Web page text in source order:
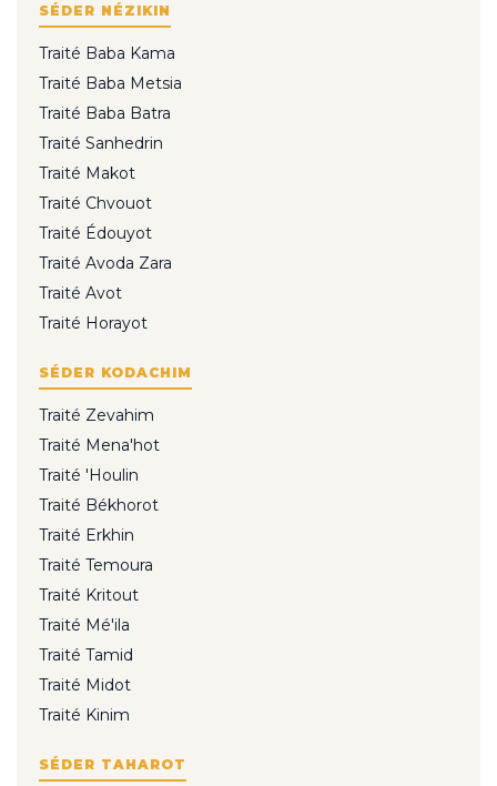
SÉDER NÉZIKIN
Traité Baba Kama
Traité Baba Metsia
Traité Baba Batra
Traité Sanhedrin
Traité Makot
Traité Chvouot
Traité Édouyot
Traité Avoda Zara
Traité Avot
Traité Horayot
SÉDER KODACHIM
Traité Zevahim
Traité Mena'hot
Traité 'Houlin
Traité Békhorot
Traité Erkhin
Traité Temoura
Traité Kritout
Traité Mé'ila
Traité Tamid
Traité Midot
Traité Kinim
SÉDER TAHAROT